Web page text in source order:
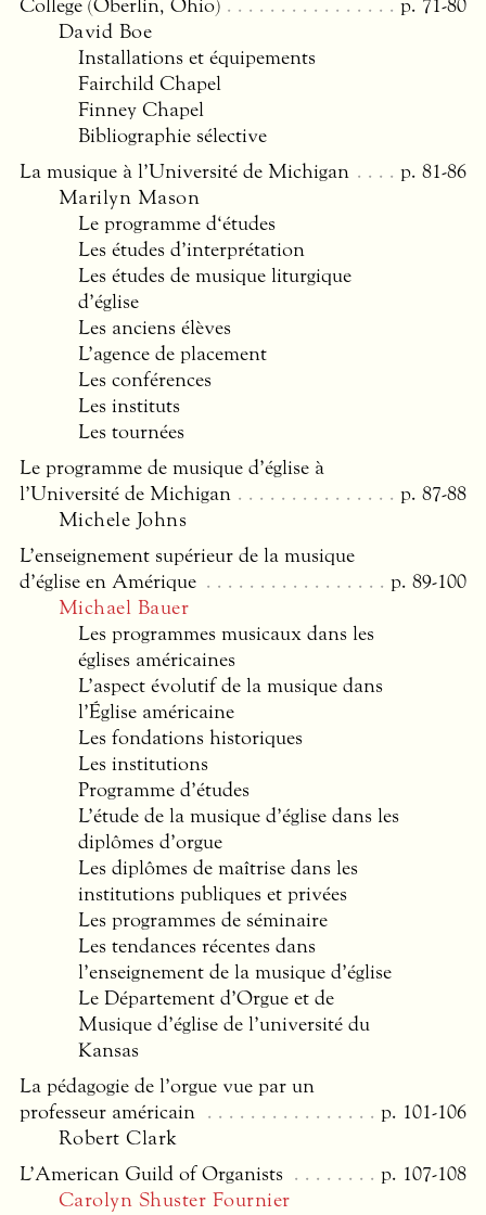
College (Oberlin, Ohio)
p. 71-80
David Boe
Installations et équipements
Fairchild Chapel
Finney Chapel
Bibliographie sélective
La musique à l’Université de Michigan
p. 81-86
Marilyn Mason
Le programme d‘études
Les études d’interprétation
Les études de musique liturgique
d’église
Les anciens élèves
L’agence de placement
Les conférences
Les instituts
Les tournées
Le programme de musique d’église à
l’Université de Michigan
p. 87-88
Michele Johns
L’enseignement supérieur de la musique
d’église en Amérique
p. 89-100
Michael Bauer
Les programmes musicaux dans les
églises américaines
L’aspect évolutif de la musique dans
l’Église américaine
Les fondations historiques
Les institutions
Programme d’études
L’étude de la musique d’église dans les
diplômes d’orgue
Les diplômes de maîtrise dans les
institutions publiques et privées
Les programmes de séminaire
Les tendances récentes dans
l’enseignement de la musique d’église
Le Département d’Orgue et de
Musique d’église de l’université du
Kansas
La pédagogie de l’orgue vue par un
professeur américain
p. 101-106
Robert Clark
L’American Guild of Organists
p. 107-108
Carolyn Shuster Fournier